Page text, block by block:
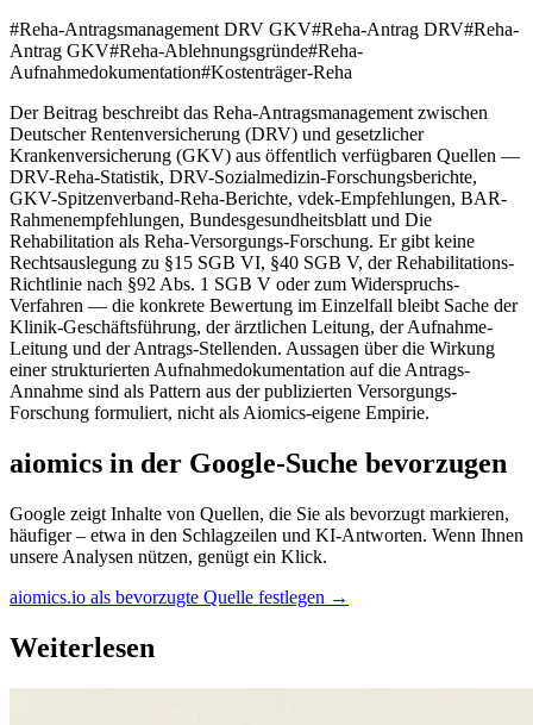
#Reha-Antragsmanagement DRV GKV#Reha-Antrag DRV#Reha-
Antrag GKV#Reha-Ablehnungsgründe#Reha-
Aufnahmedokumentation#Kostenträger-Reha
Der Beitrag beschreibt das Reha-Antragsmanagement zwischen
Deutscher Rentenversicherung (DRV) und gesetzlicher
Krankenversicherung (GKV) aus öffentlich verfügbaren Quellen —
DRV-Reha-Statistik, DRV-Sozialmedizin-Forschungsberichte,
GKV-Spitzenverband-Reha-Berichte, vdek-Empfehlungen, BAR-
Rahmenempfehlungen, Bundesgesundheitsblatt und Die
Rehabilitation als Reha-Versorgungs-Forschung. Er gibt keine
Rechtsauslegung zu §15 SGB VI, §40 SGB V, der Rehabilitations-
Richtlinie nach §92 Abs. 1 SGB V oder zum Widerspruchs-
Verfahren — die konkrete Bewertung im Einzelfall bleibt Sache der
Klinik-Geschäftsführung, der ärztlichen Leitung, der Aufnahme-
Leitung und der Antrags-Stellenden. Aussagen über die Wirkung
einer strukturierten Aufnahmedokumentation auf die Antrags-
Annahme sind als Pattern aus der publizierten Versorgungs-
Forschung formuliert, nicht als Aiomics-eigene Empirie.
aiomics in der Google-Suche bevorzugen
Google zeigt Inhalte von Quellen, die Sie als bevorzugt markieren,
häufiger – etwa in den Schlagzeilen und KI-Antworten. Wenn Ihnen
unsere Analysen nützen, genügt ein Klick.
aiomics.io als bevorzugte Quelle festlegen →
Weiterlesen